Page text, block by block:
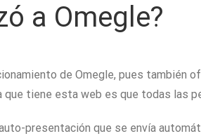
a Omegle?
de Omegle, pues también
tiene esta web es que todas las
presentación que se envía